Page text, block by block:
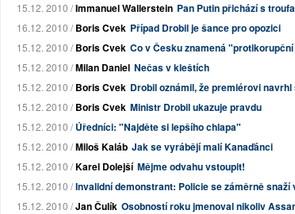
15.12. 2010 /Immanuel Wallerstein Pan Putin přichází s
16.12. 2010 /Boris Cvek Případ Drobil je šance pro opozici
15.12. 2010 /Boris Cvek Co v Česku znamená
15.12. 2010 /Milan Daniel Nečas v kleštích
15.12. 2010 /Boris Cvek Drobil oznámil, že premiérovi
15.12. 2010 /Boris Cvek Ministr Drobil ukazuje pravdu
15.12. 2010 /Úředníci: "Najděte si lepšího chlapa"
15.12. 2010 /Miloš Kaláb Jak se vyrábějí malí Kanaďánci
15.12. 2010 /Karel Dolejší Mějme odvahu vstoupit!
15.12. 2010 /Invalidní demonstrant: Policie se záměrně
15.12. 2010 /Jan Čulík Osobností roku jmenoval nikoliv